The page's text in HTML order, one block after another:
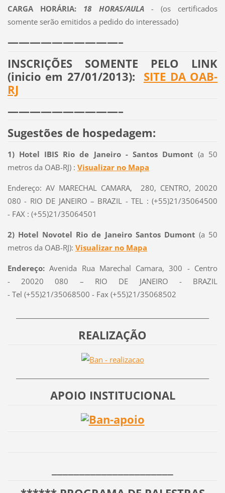
CARGA HORÁRIA: 18 HORAS/AULA- (os certificados
somente serão emitidos a pedido do interessado)
——————————–
INSCRIÇÕES SOMENTE PELO LINK
(inicio em 27/01/2013):
SITE DA OAB-
RJ
——————————–
Sugestões de hospedagem:
1) Hotel IBIS Rio de Janeiro - Santos Dumont (a 50
metros da OAB-RJ) : Visualizar no Mapa
Endereço: AV MARECHAL CAMARA, 280, CENTRO, 20020
080 - RIO DE JANEIRO – BRAZIL - TEL : (+55)21/35064500
- FAX : (+55)21/35064501
2) Hotel Novotel Rio de Janeiro Santos Dumont (a 50
metros da OAB-RJ): Visualizar no Mapa
Endereço:Avenida Rua Marechal Camara, 300 - Centro
- 20020 080 – RIO DE JANEIRO - BRAZIL
- Tel (+55)21/35068500 - Fax (+55)21/35068502
REALIZAÇÃO
APOIO INSTITUCIONAL